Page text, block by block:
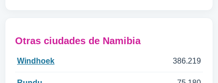
Otras ciudades de Namibia
Windhoek 386.219